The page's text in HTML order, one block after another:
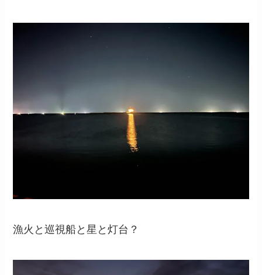
漁火と巡視船と星と灯台？